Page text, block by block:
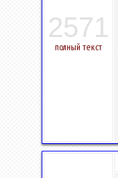
2571
полный текст